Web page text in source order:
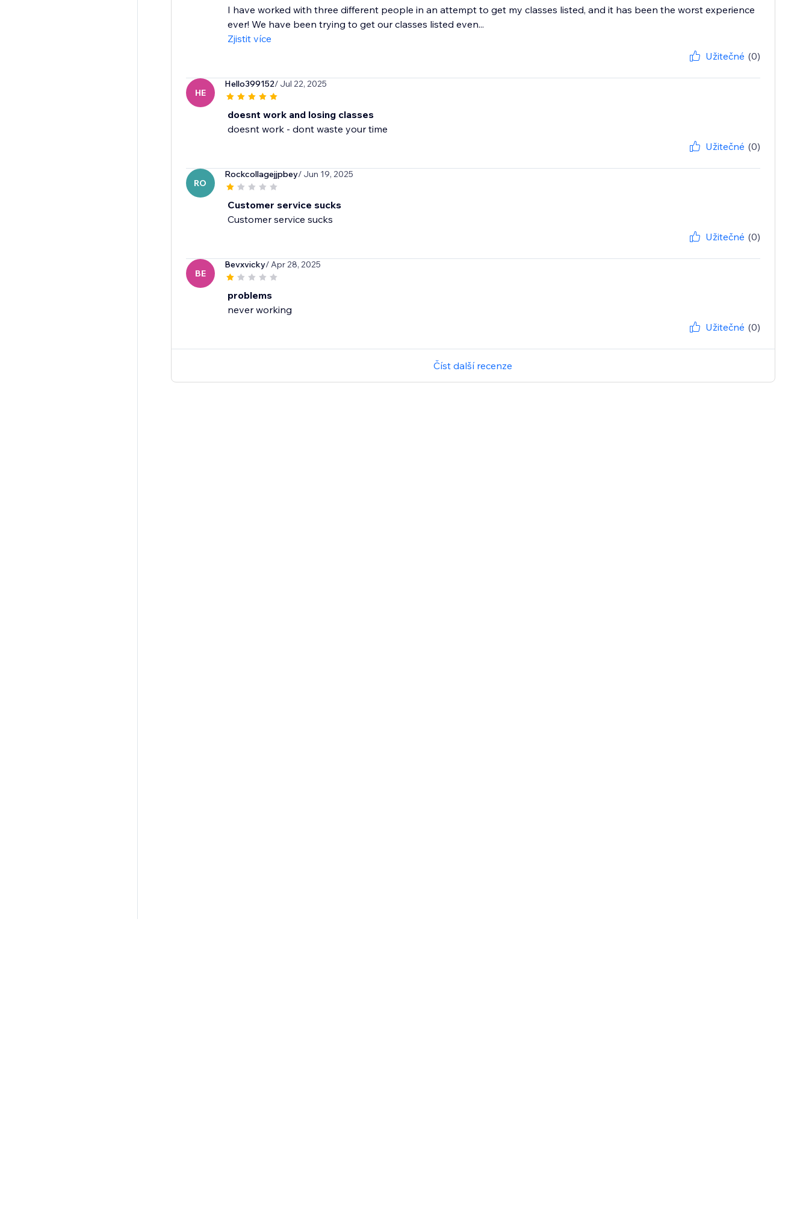
I have worked with three different people in an attempt to get my classes listed, and it has been the worst experience
ever! We have been trying to get our classes listed even...
Zjistit více
Užitečné (0)
HE
Hello399152/ Jul 22, 2025
doesnt work and losing classes
doesnt work - dont waste your time
Užitečné (0)
RO
Rockcollagejjpbey/ Jun 19, 2025
Customer service sucks
Customer service sucks
Užitečné (0)
BE
Bevxvicky/ Apr 28, 2025
problems
never working
Užitečné (0)
Číst další recenze